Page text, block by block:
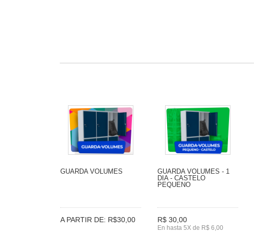
GUARDA VOLUMES
A PARTIR DE: R$30,00
GUARDA VOLUMES - 1
DIA - CASTELO
PEQUENO
R$ 30,00
En hasta 5X de R$ 6,00